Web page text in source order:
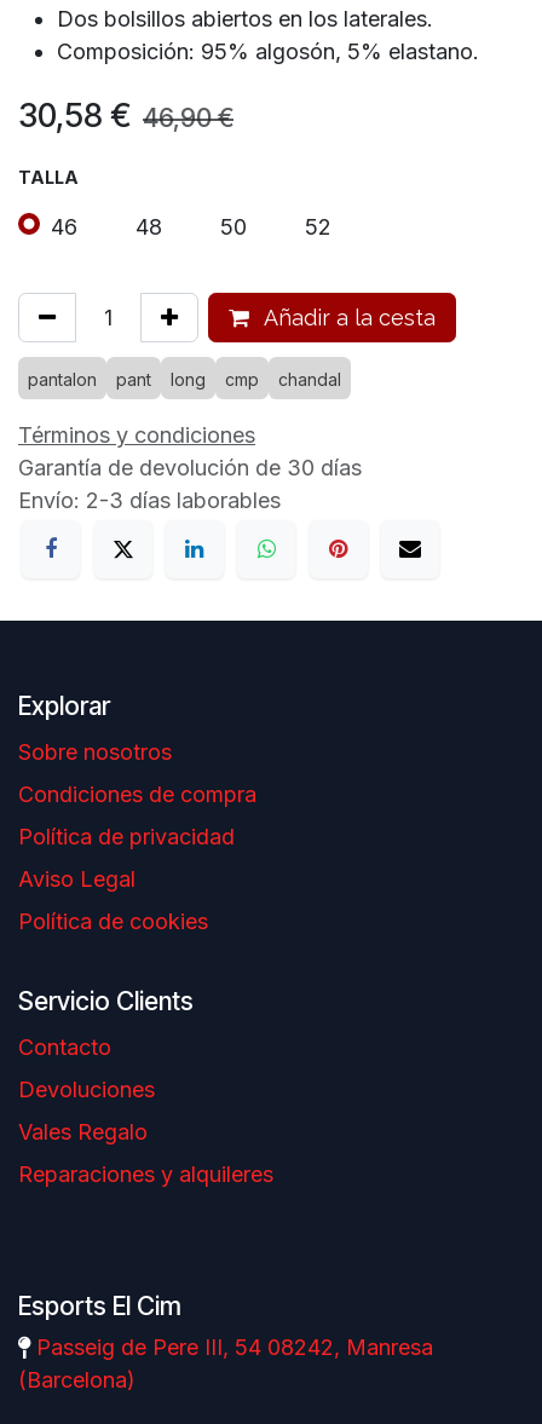
Dos bolsillos abiertos en los laterales.
Composición: 95% algosón, 5% elastano.
30,58 € 46,90€
TALLA
46 48 50 52
Añadir a la cesta
pantalon pant long cmp chandal
Términos y condiciones
Garantía de devolución de 30 días
Envío: 2-3 días laborables
Explorar
Sobre nosotros
Condiciones de compra
Política de privacidad
Aviso Legal
Política de cookies
Servicio Clients
Contacto
Devoluciones
Vales Regalo
Reparaciones y alquileres
Esports El Cim
Passeig de Pere III, 54 08242, Manresa
(Barcelona)